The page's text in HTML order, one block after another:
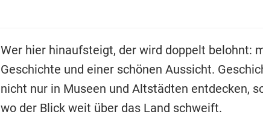
Wer hier hinaufsteigt, der wird doppelt belohnt:
Geschichte und einer schönen Aussicht.
nicht nur in Museen und Altstädten entdecken,
wo der Blick weit über das Land schweift.